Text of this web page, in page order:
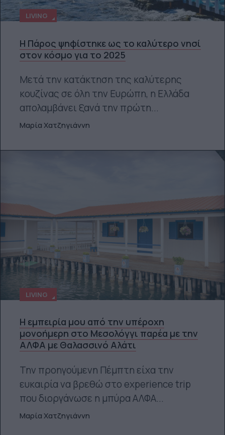
LIVING
Η Πάρος ψηφίστηκε ως το καλύτερο νησί
στον κόσμο για το 2025
Μετά την κατάκτηση της καλύτερης
κουζίνας σε όλη την Ευρώπη, η Ελλάδα
απολαμβάνει ξανά την πρώτη...
Μαρία Χατζηγιάννη
LIVING
Η εμπειρία μου από την υπέροχη
μονοήμερη στο Μεσολόγγι παρέα με την
ΑΛΦΑ με Θαλασσινό Αλάτι
Την προηγούμενη Πέμπτη είχα την
ευκαιρία να βρεθώ στο experience trip
που διοργάνωσε η μπύρα ΑΛΦΑ...
Μαρία Χατζηγιάννη